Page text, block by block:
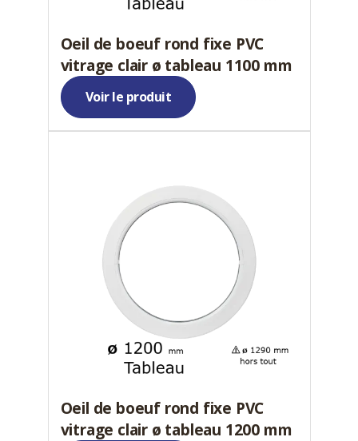
Oeil de boeuf rond fixe PVC
vitrage clair ø tableau 1100 mm
Voir le produit
Oeil de boeuf rond fixe PVC
vitrage clair ø tableau 1200 mm